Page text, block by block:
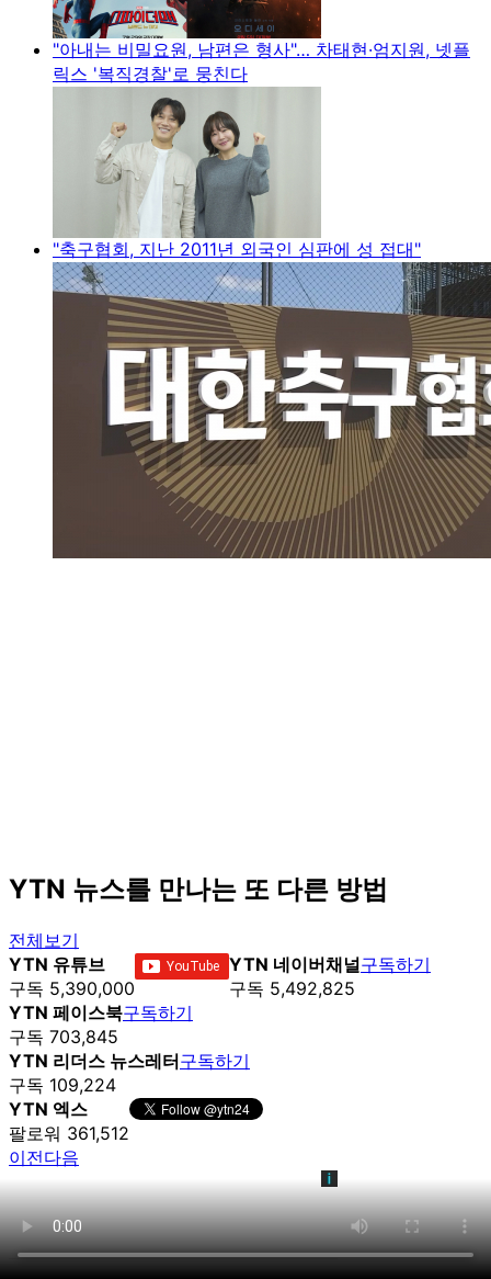
"아내는 비밀요원, 남편은 형사"… 차태현·엄지원, 넷플
릭스 '복직경찰'로 뭉친다
"축구협회, 지난 2011년 외국인 심판에 성 접대"
YTN 뉴스를 만나는 또 다른 방법
전체보기
YTN 유튜브
구독 5,390,000
YTN 네이버채널
구독 5,492,825
구독하기
YTN 페이스북
구독 703,845
구독하기
YTN 리더스 뉴스레터
구독 109,224
구독하기
YTN 엑스
팔로워 361,512
이전다음